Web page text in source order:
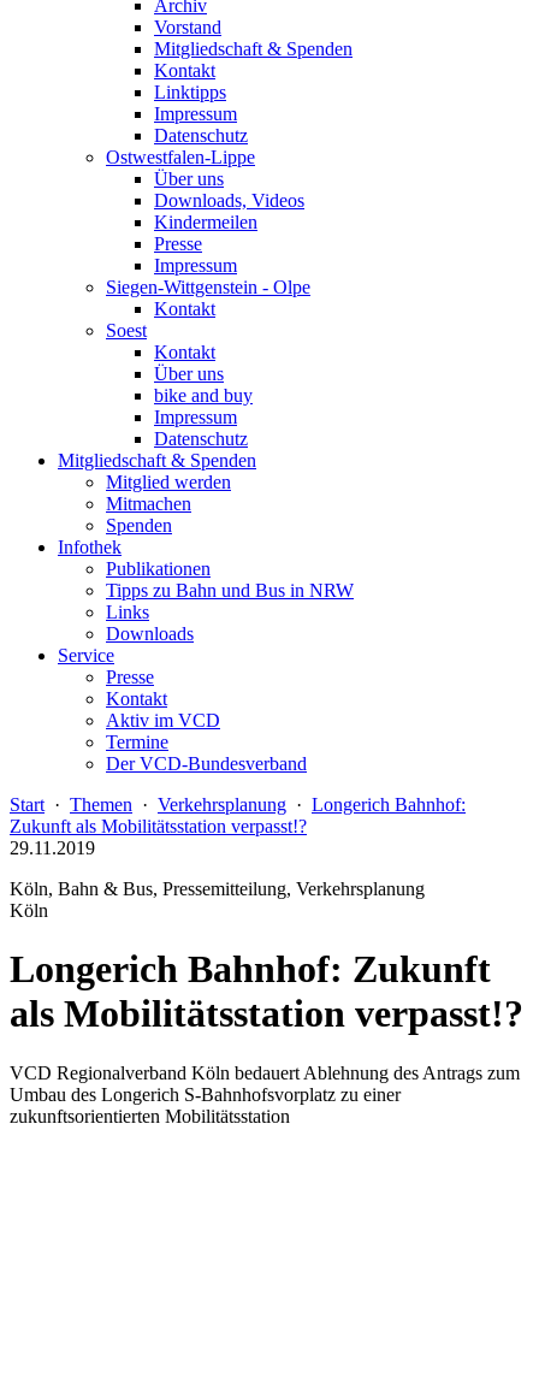
Archiv
Vorstand
Mitgliedschaft & Spenden
Kontakt
Linktipps
Impressum
Datenschutz
Ostwestfalen-Lippe
Über uns
Downloads, Videos
Kindermeilen
Presse
Impressum
Siegen-Wittgenstein - Olpe
Kontakt
Soest
Kontakt
Über uns
bike and buy
Impressum
Datenschutz
Mitgliedschaft & Spenden
Mitglied werden
Mitmachen
Spenden
Infothek
Publikationen
Tipps zu Bahn und Bus in NRW
Links
Downloads
Service
Presse
Kontakt
Aktiv im VCD
Termine
Der VCD-Bundesverband
Start · Themen · Verkehrsplanung · Longerich Bahnhof:
Zukunft als Mobilitätsstation verpasst!?
29.11.2019
Köln, Bahn & Bus, Pressemitteilung, Verkehrsplanung
Köln
Longerich Bahnhof: Zukunft
als Mobilitätsstation verpasst!?
VCD Regionalverband Köln bedauert Ablehnung des Antrags zum
Umbau des Longerich S-Bahnhofsvorplatz zu einer
zukunftsorientierten Mobilitätsstation